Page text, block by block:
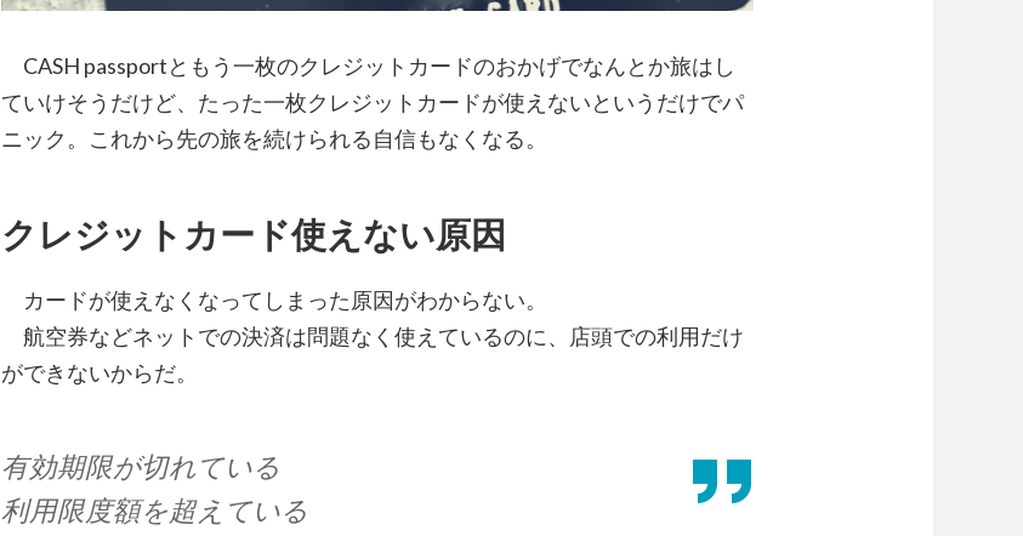
CASH passportともう一枚のクレジットカードのおかげでなんとか旅はし
ていけそうだけど、たった一枚クレジットカードが使えないというだけでパ
ニック。これから先の旅を続けられる自信もなくなる。
クレジットカード使えない原因
カードが使えなくなってしまった原因がわからない。
航空券などネットでの決済は問題なく使えているのに、店頭での利用だけ
ができないからだ。
有効期限が切れている
利用限度額を超えている